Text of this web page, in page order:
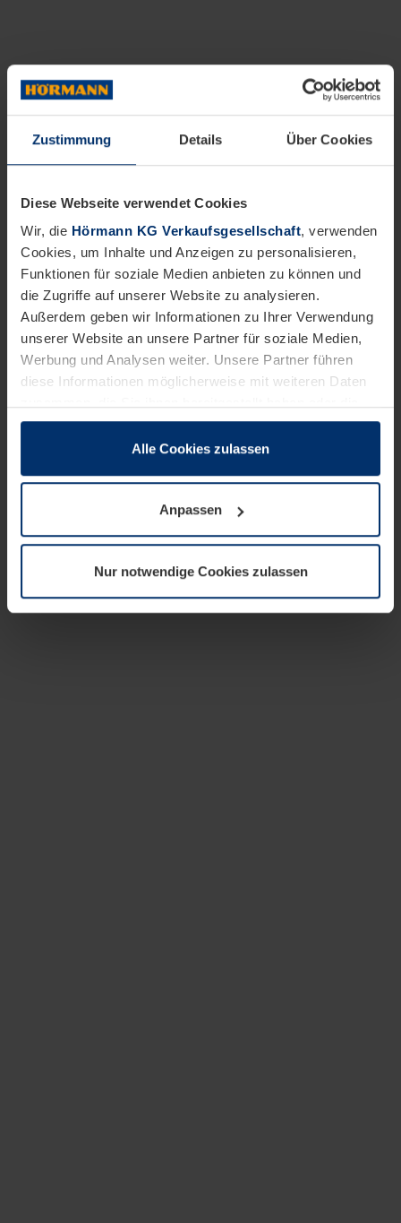
Zustimmung Details Über Cookies
Diese Webseite verwendet Cookies
Wir, die Hörmann KG Verkaufsgesellschaft, verwenden
Cookies, um Inhalte und Anzeigen zu personalisieren,
Funktionen für soziale Medien anbieten zu können und
die Zugriffe auf unserer Website zu analysieren.
Außerdem geben wir Informationen zu Ihrer Verwendung
unserer Website an unsere Partner für soziale Medien,
Werbung und Analysen weiter. Unsere Partner führen
diese Informationen möglicherweise mit weiteren Daten
sie im Rahmen Ihrer Nutzung der Dienste gesammelt
wenn diese für den Betrieb dieser Seite unbedingt
notwendig sind. Für alle anderen Cookie-Typen benötigen
wir Ihre Erlaubnis. Ihre Einwilligung können Sie jederzeit
Datenschutzerklärungunserer Website ändern oder
widerrufen.
Alle Cookies zulassen
Anpassen
Nur notwendige Cookies zulassen